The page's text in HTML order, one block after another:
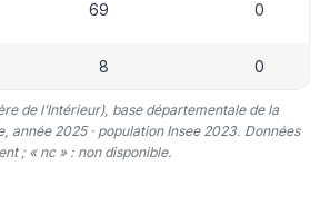
69 0
8 0
de l’Intérieur), base départementale de la
année 2025 · population Insee 2023. Données
; « nc » : non disponible.